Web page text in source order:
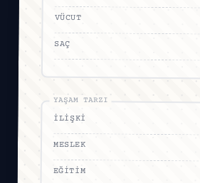
VÜCUT
SAÇ
YAŞAM TARZI
İLIŞKI
MESLEK
EĞITIM